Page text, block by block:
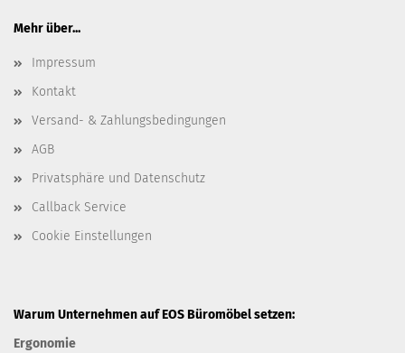
Mehr über...
Impressum
Kontakt
Versand- & Zahlungsbedingungen
AGB
Privatsphäre und Datenschutz
Callback Service
Cookie Einstellungen
Warum Unternehmen auf EOS Büromöbel setzen:
Ergonomie